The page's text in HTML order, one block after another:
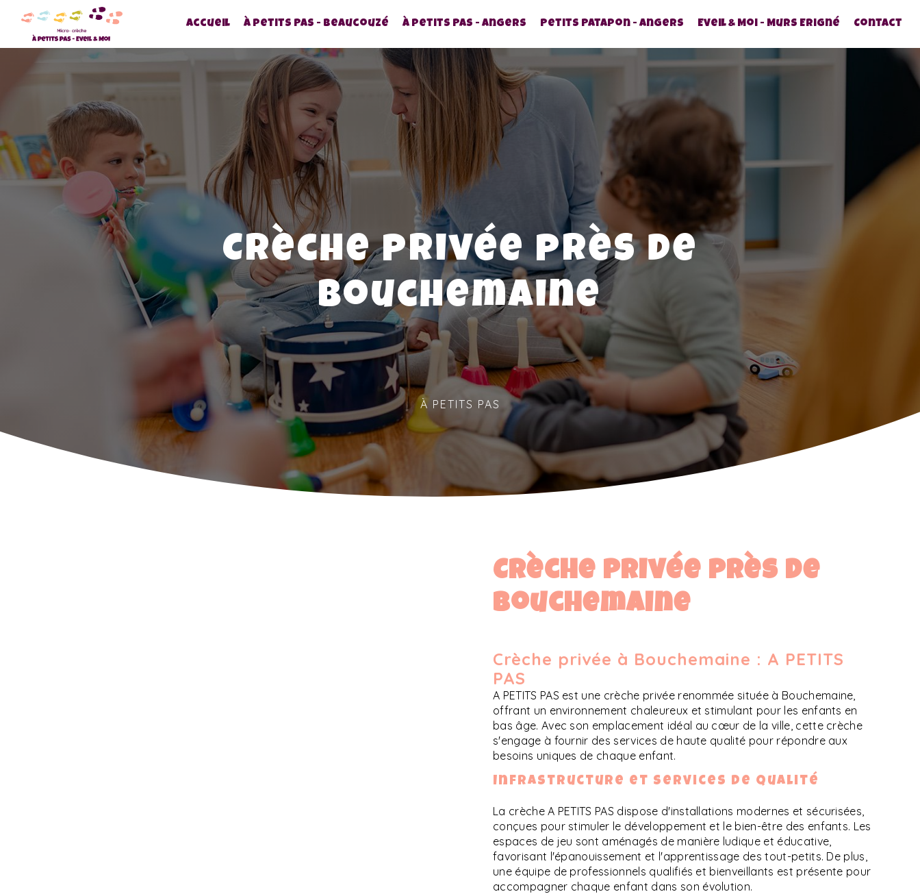
Accueil À petits Pas - Beaucouzé À petits Pas - Angers Petits Patapon - Angers Eveil & Moi - Murs Erigné Contact
Crèche privée près de
Bouchemaine
À PETITS PAS
Crèche privée près de
Bouchemaine
Crèche privée à Bouchemaine : A PETITS
PAS
A PETITS PAS est une crèche privée renommée située à Bouchemaine,
offrant un environnement chaleureux et stimulant pour les enfants en
bas âge. Avec son emplacement idéal au cœur de la ville, cette crèche
s'engage à fournir des services de haute qualité pour répondre aux
besoins uniques de chaque enfant.
Infrastructure et services de qualité
La crèche A PETITS PAS dispose d'installations modernes et sécurisées,
conçues pour stimuler le développement et le bien-être des enfants. Les
espaces de jeu sont aménagés de manière ludique et éducative,
favorisant l'épanouissement et l'apprentissage des tout-petits. De plus,
une équipe de professionnels qualifiés et bienveillants est présente pour
accompagner chaque enfant dans son évolution.
Panneau de gestion des cookies